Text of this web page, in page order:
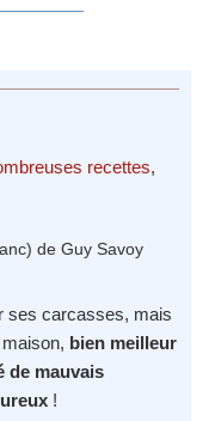
recettes,
ses carcasses, mais
maison, bien meilleur
de mauvais
!